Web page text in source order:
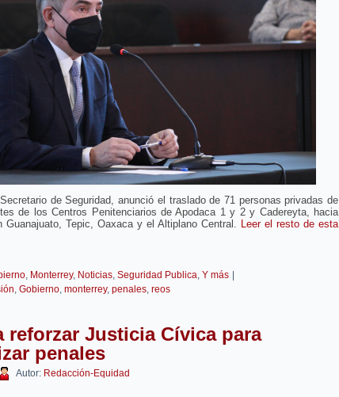
de Seguridad, anunció el traslado de 71 personas privadas de
de los Centros Penitenciarios de Apodaca 1 y 2 y Cadereyta, hacia
Guanajuato, Tepic, Oaxaca y el Altiplano Central. Leer el resto de esta
, Monterrey, Noticias, Seguridad Publica, Y más
, Gobierno, monterrey, penales, reos
reforzar Justicia Cívica para
penales
Autor: Redacción-Equidad